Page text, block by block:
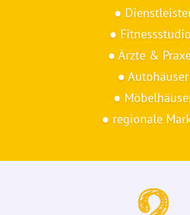
●
●
● Ärzte &
● Autohäuser
●
● regionale